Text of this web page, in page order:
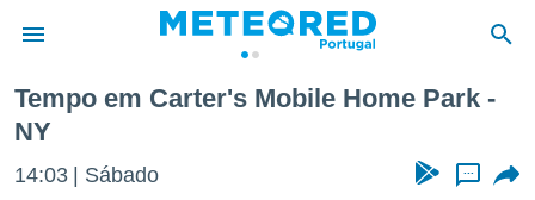
da
foi
Tempo em Carter's Mobile Home Park -
NY
14:03 Sábado ...